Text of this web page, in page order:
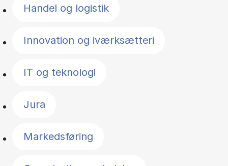
Handel og logistik
Innovation og iværksætteri
IT og teknologi
Jura
Markedsføring